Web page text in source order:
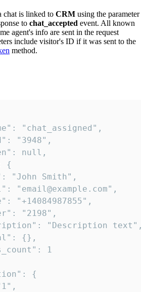
chat is linked to CRM using the parameter
to chat_accepted event. All known
agent's info are sent in the request
include visitor's ID if it was sent to the
method.
"chat_assigned",
"3948",
null,
{
"John Smith",
"email@example.com",
"+14084987855",
"2198",
"Description text",
{},
1
{